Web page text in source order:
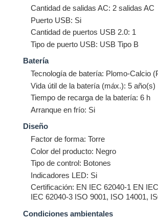
Cantidad de salidas AC: 2 salidas AC
Puerto USB: Si
Cantidad de puertos USB 2.0: 1
Tipo de puerto USB: USB Tipo B
Batería
Tecnología de batería: Plomo-Calcio
Vida útil de la batería (máx.): 5 año(s)
Tiempo de recarga de la batería: 6 h
Arranque en frío: Si
Diseño
Factor de forma: Torre
Color del producto: Negro
Tipo de control: Botones
Indicadores LED: Si
Certificación: EN IEC 62040-1 EN
IEC 62040-3 ISO 9001, ISO 14001,
Condiciones ambientales